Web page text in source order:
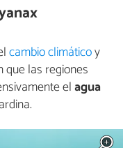
cambio climáticoy
que las regiones
elagua